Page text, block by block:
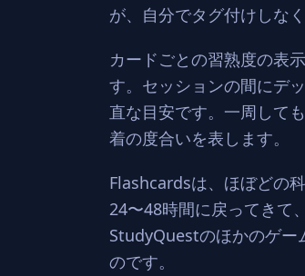
が、自分でタグ付けしな
カードごとの習熟度の表
す。セッションの間にデ
直な目安です。一周して
着の度合いを表します。
Flashcardsは、ほぼどの
24〜48時間に戻ってきて
StudyQuestのほかのゲー
のです。